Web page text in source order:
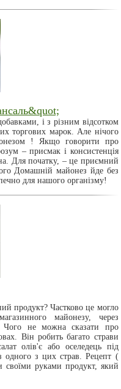
і з різним відсотком
торгових марок. Але нічого
! Якщо говорити про
– присмак і консистенція
Для початку, – це приємний
Домашній майонез йде без
для нашого організму!
продукт? Частково це могло
майонезу, через
Чого не можна сказати про
Він робить багато страви
олів'є або оселедець під
одного з цих страв. Рецепт (
руками продукт, який